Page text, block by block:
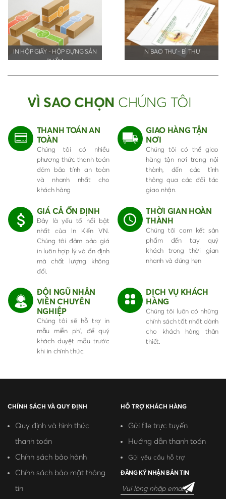
IN HỘP GIẤY - HỘP ĐỰNG SẢN
PHẨM
IN BAO THƯ - BÌ THƯ
VÌ SAO CHỌN CHÚNG TÔI
THANH TOÁN AN
TOÀN
Chúng tôi có nhiều
phương thức thanh toán
đảm bảo tính an toàn
và nhanh nhất cho
khách hàng
GIAO HÀNG TẬN
NƠI
Chúng tôi có thể giao
hàng tận nơi trong nội
thành, đến các tỉnh
thông qua các đối tác
giao nhận.
GIÁ CẢ ỔN ĐỊNH
Đây là yếu tố nổi bật
nhất của In Kiến VN.
Chúng tôi đảm bảo giá
in luôn hợp lý và ổn định
mà chất lượng không
đổi.
THỜI GIAN HOÀN
THÀNH
Chúng tôi cam kết sản
phẩm đến tay quý
khách trong thời gian
nhanh và đúng hẹn
ĐỘI NGŨ NHÂN
VIÊN CHUYÊN
NGHIỆP
Chúng tôi sẽ hỗ trợ in
mẫu miễn phí, để quý
khách duyệt mẫu trước
khi in chính thức.
DỊCH VỤ KHÁCH
HÀNG
Chúng tôi luôn có những
chính sách tốt nhất dành
cho khách hàng thân
thiết.
CHÍNH SÁCH VÀ QUY ĐỊNH
Quy định và hình thức
thanh toán
Chính sách bảo hành
Chính sách bảo mật thông
tin
HỖ TRỢ KHÁCH HÀNG
Gửi file trực tuyến
Hướng dẫn thanh toán
Gửi yêu cầu hỗ trợ
ĐĂNG KÝ NHẬN BẢN TIN